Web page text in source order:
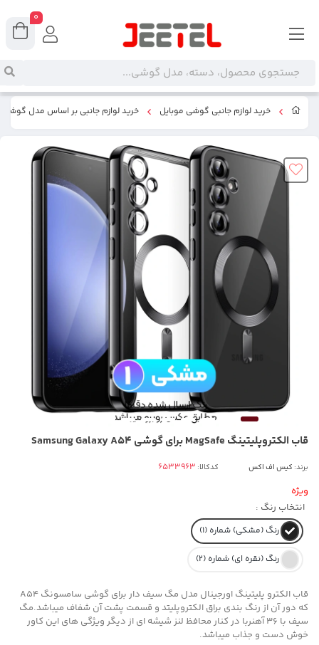
خرید لوازم جانبی گوشی موبایل خرید لوازم جانبی بر اساس مدل گوشی
قاب الکتروپلیتینگ MagSafe برای گوشی Samsung Galaxy A54
برند: کیس اف اکس کدکالا:
ویژه
انتخاب رنگ :
رنگ (مشکی) شماره (1)
رنگ (نقره ای) شماره (2)
قاب الکترو پلیتینگ اورجینال مدل مگ سیف دار برای گوشی سامسونگ A54
که دور آن از رنگ بندی براق الکتروپلیتد و قسمت پشت آن شفاف میباشد.مگ
سیف با 36 آهنربا در کنار محافظ لنز شیشه ای از دیگر ویژگی های این کاور
خوش دست و جذاب میباشد.
0